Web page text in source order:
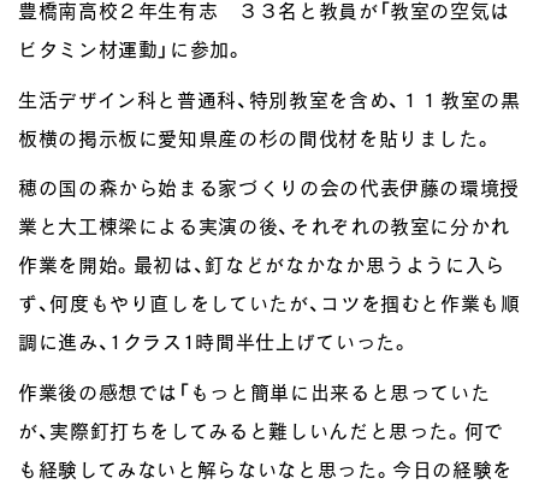
豊橋南高校２年生有志 ３３名と教員が「教室の空気は
ビタミン材運動」に参加。
生活デザイン科と普通科、特別教室を含め、１１教室の黒
板横の掲示板に愛知県産の杉の間伐材を貼りました。
穂の国の森から始まる家づくりの会の代表伊藤の環境授
業と大工棟梁による実演の後、それぞれの教室に分かれ
作業を開始。最初は、釘などがなかなか思うように入ら
ず、何度もやり直しをしていたが、コツを掴むと作業も順
調に進み、1クラス1時間半仕上げていった。
作業後の感想では「もっと簡単に出来ると思っていた
が、実際釘打ちをしてみると難しいんだと思った。何で
も経験してみないと解らないなと思った。今日の経験を